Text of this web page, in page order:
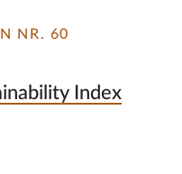
NR. 60
Index